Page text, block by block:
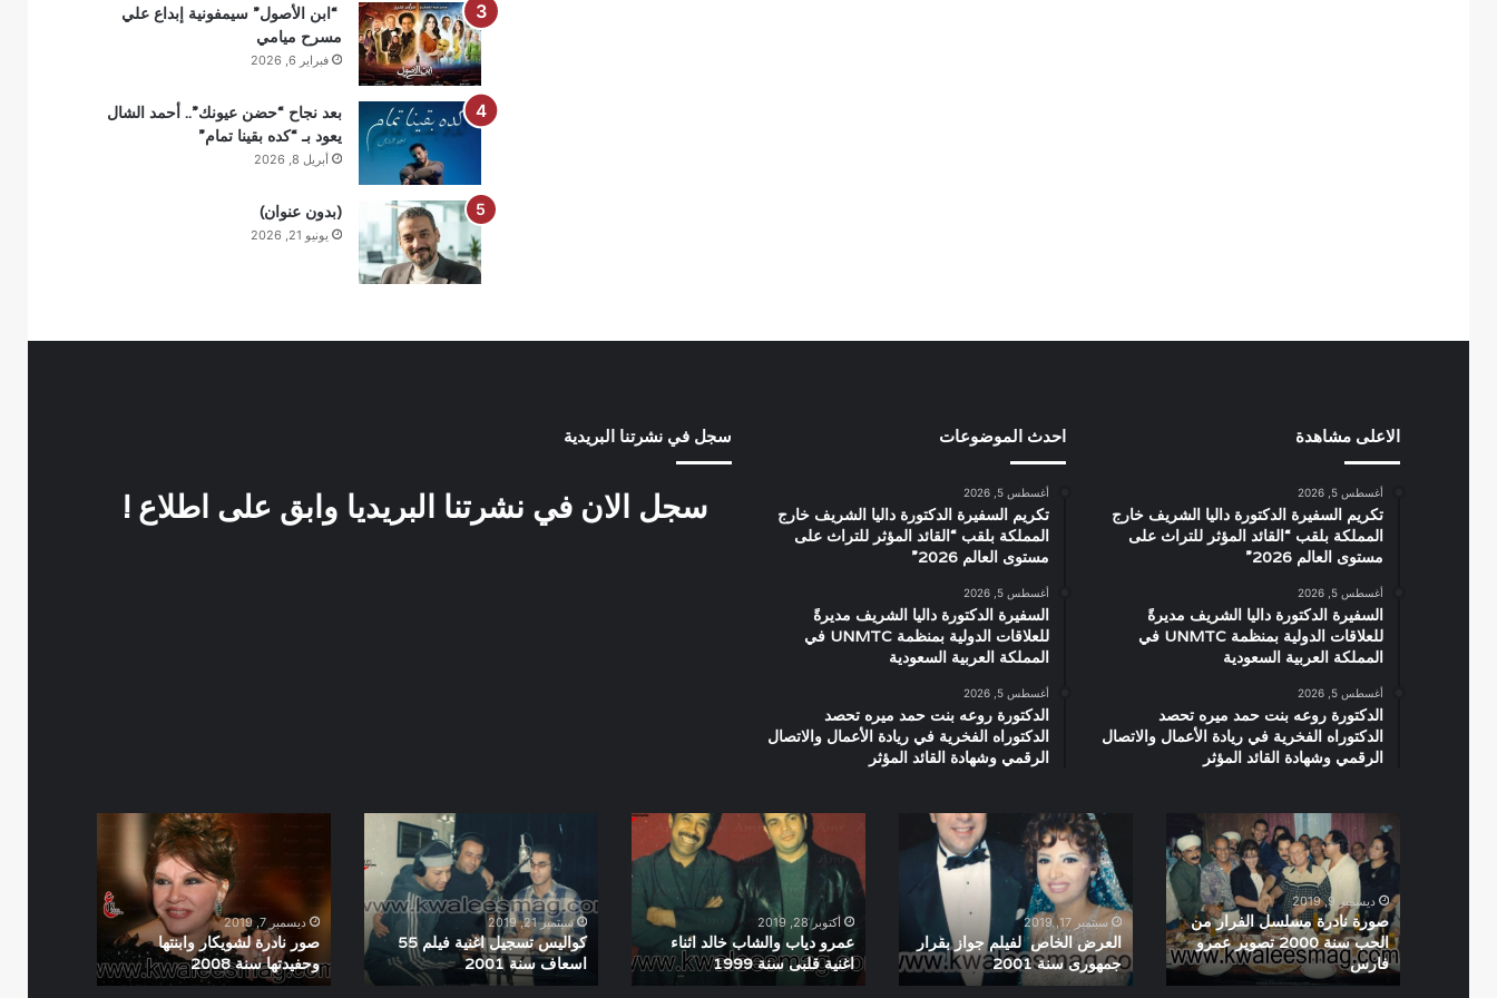
“ابن الأصول” سيمفونية إبداع علي
مسرح ميامي
فبراير 6, 2026
بعد نجاح “حضن عيونك”.. أحمد الشال
يعود بـ “كده بقينا تمام”
أبريل 8, 2026
(بدون عنوان)
يونيو 21, 2026
الاعلى مشاهدة
أغسطس 5, 2026
تكريم السفيرة الدكتورة داليا الشريف خارج
المملكة بلقب “القائد المؤثر للتراث على
مستوى العالم 2026”
أغسطس 5, 2026
السفيرة الدكتورة داليا الشريف مديرةً
للعلاقات الدولية بمنظمة UNMTC في
المملكة العربية السعودية
أغسطس 5, 2026
الدكتورة روعه بنت حمد ميره تحصد
الدكتوراه الفخرية في ريادة الأعمال والاتصال
الرقمي وشهادة القائد المؤثر
احدث الموضوعات
أغسطس 5, 2026
تكريم السفيرة الدكتورة داليا الشريف خارج
المملكة بلقب “القائد المؤثر للتراث على
مستوى العالم 2026”
أغسطس 5, 2026
السفيرة الدكتورة داليا الشريف مديرةً
للعلاقات الدولية بمنظمة UNMTC في
المملكة العربية السعودية
أغسطس 5, 2026
الدكتورة روعه بنت حمد ميره تحصد
الدكتوراه الفخرية في ريادة الأعمال والاتصال
الرقمي وشهادة القائد المؤثر
سجل في نشرتنا البريدية
سجل الان في نشرتنا البريديا وابق على اطلاع !
صورة
نادرة
مسلسل
الفرار
من
الحب
سنة
2000
ديسمبر 9, 2019
صورة نادرة مسلسل الفرار من
الحب سنة 2000 تصوير عمرو
فارس
العرض
الخاص
لفيلم
جواز
بقرار
جمهورى
سنة
2001
سبتمبر 17, 2019
العرض الخاص لفيلم جواز بقرار
جمهورى سنة 2001
والشاب
خالد
اثناء
اغنية
قلبى
سنة
أكتوبر 28, 2019
عمرو دياب والشاب خالد اثناء
اغنية قلبى سنة 1999
كواليس
فيلم
55
اسعاف
سنة
2001
سبتمبر 21, 2019
كواليس تسجيل اغنية فيلم 55
اسعاف سنة 2001
وابنتها
وحفيدتها
سنة
2008
ديسمبر 7, 2019
صور نادرة لشويكار وابنتها
وحفيدتها سنة 2008